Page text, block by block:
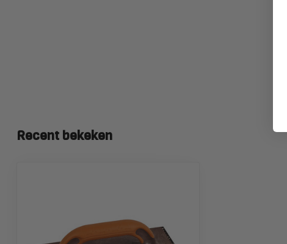
Recent bekeken